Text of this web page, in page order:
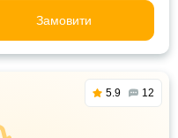
Замовити
5.9 12